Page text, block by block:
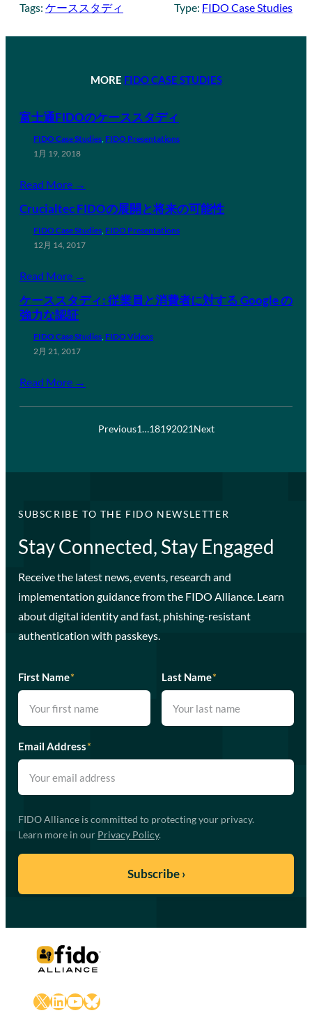
Tags: ケーススタディ Type: FIDO Case Studies
MORE FIDO CASE STUDIES
富士通FIDOのケーススタディ
FIDO Case Studies, FIDO Presentations
1月 19, 2018
Read More →
Crucialtec FIDOの展開と将来の可能性
FIDO Case Studies, FIDO Presentations
12月 14, 2017
Read More →
ケーススタディ: 従業員と消費者に対する Google の
強力な認証
FIDO Case Studies, FIDO Videos
2月 21, 2017
Read More →
Previous1…18192021Next
SUBSCRIBE TO THE FIDO NEWSLETTER
Stay Connected, Stay Engaged
Receive the latest news, events, research and
implementation guidance from the FIDO Alliance. Learn
about digital identity and fast, phishing-resistant
authentication with passkeys.
First Name* Last Name*
Email Address*
FIDO Alliance is committed to protecting your privacy.
Learn more in our Privacy Policy.
X LinkedIn
YouTube
Bluesky